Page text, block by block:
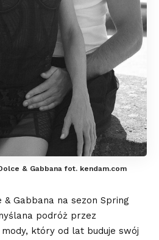
& Gabbana fot. kendam.com
& Gabbana na sezon Spring
podróż przez
który od lat buduje swój